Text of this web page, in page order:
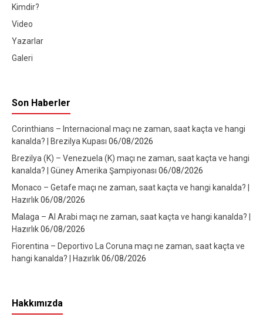
Kimdir?
Video
Yazarlar
Galeri
Son Haberler
Corinthians – Internacional maçı ne zaman, saat kaçta ve hangi
kanalda? | Brezilya Kupası 06/08/2026
Brezilya (K) – Venezuela (K) maçı ne zaman, saat kaçta ve hangi
kanalda? | Güney Amerika Şampiyonası 06/08/2026
Monaco – Getafe maçı ne zaman, saat kaçta ve hangi kanalda? |
Hazırlık06/08/2026
Malaga – Al Arabi maçı ne zaman, saat kaçta ve hangi kanalda? |
Hazırlık06/08/2026
Fiorentina – Deportivo La Coruna maçı ne zaman, saat kaçta ve
hangi kanalda? | Hazırlık06/08/2026
Hakkımızda